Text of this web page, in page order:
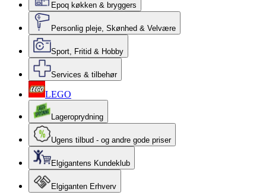
Epoq køkken & bryggers
Personlig pleje, Skønhed & Velvære
Sport, Fritid & Hobby
Services & tilbehør
LEGO
Lageroprydning
Ugens tilbud - og andre gode priser
Elgigantens Kundeklub
Elgiganten Erhverv